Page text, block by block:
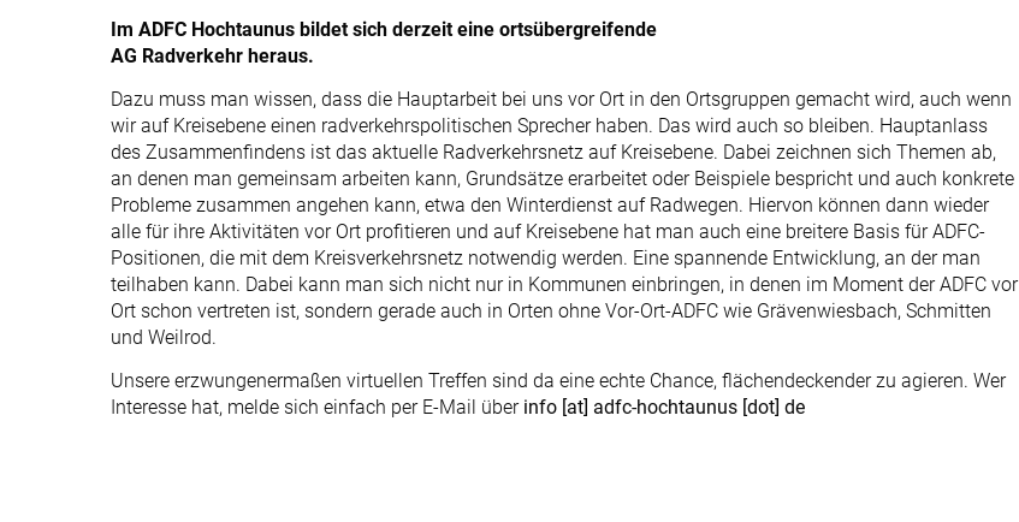
Im ADFC Hochtaunus bildet sich derzeit eine ortsübergreifende
AG Radverkehr heraus.
Dazu muss man wissen, dass die Hauptarbeit bei uns vor Ort in den Ortsgruppen gemacht wird, auch wenn
wir auf Kreisebene einen radverkehrspolitischen Sprecher haben. Das wird auch so bleiben. Hauptanlass
des Zusammenfindens ist das aktuelle Radverkehrsnetz auf Kreisebene. Dabei zeichnen sich Themen ab,
an denen man gemeinsam arbeiten kann, Grundsätze erarbeitet oder Beispiele bespricht und auch konkrete
Probleme zusammen angehen kann, etwa den Winterdienst auf Radwegen. Hiervon können dann wieder
alle für ihre Aktivitäten vor Ort profitieren und auf Kreisebene hat man auch eine breitere Basis für ADFC-
Positionen, die mit dem Kreisverkehrsnetz notwendig werden. Eine spannende Entwicklung, an der man
teilhaben kann. Dabei kann man sich nicht nur in Kommunen einbringen, in denen im Moment der ADFC vor
Ort schon vertreten ist, sondern gerade auch in Orten ohne Vor-Ort-ADFC wie Grävenwiesbach, Schmitten
und Weilrod.
Unsere erzwungenermaßen virtuellen Treffen sind da eine echte Chance, flächendeckender zu agieren. Wer
Interesse hat, melde sich einfach per E-Mail über info [at] adfc-hochtaunus [dot] de